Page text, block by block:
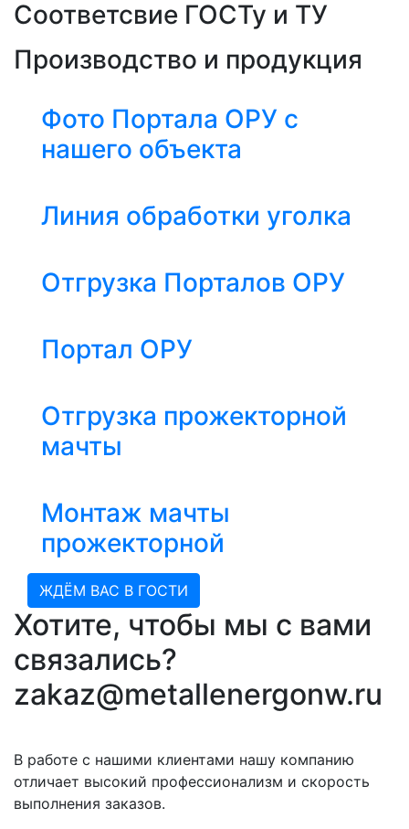
Соответсвие ГОСТу и ТУ
Производство и продукция
Фото Портала ОРУ с
нашего объекта
Линия обработки уголка
Отгрузка Порталов ОРУ
Портал ОРУ
Отгрузка прожекторной
мачты
Монтаж мачты
прожекторной
ЖДЁМ ВАС В ГОСТИ
Хотите, чтобы мы с вами
связались?
zakaz@metallenergonw.ru
В работе с нашими клиентами нашу компанию
отличает высокий профессионализм и скорость
выполнения заказов.